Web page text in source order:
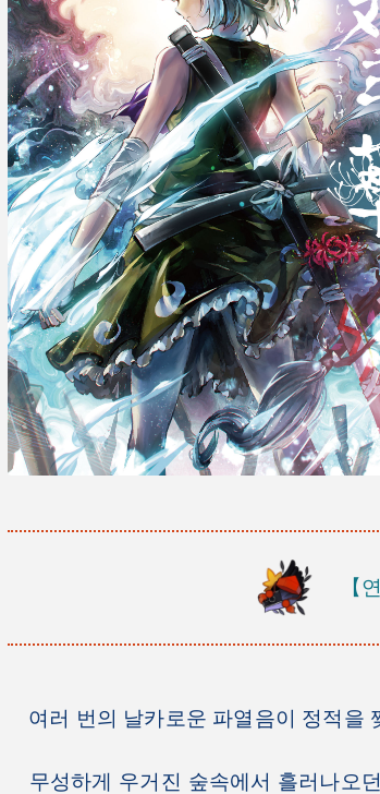
【
여러 번의 날카로운 파열음이 정적을
무성하게 우거진 숲속에서 흘러나오